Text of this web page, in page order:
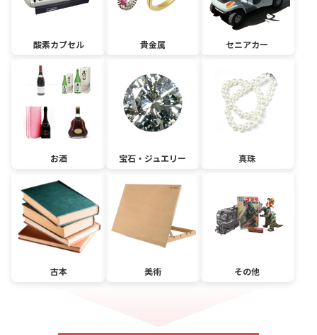
酸素カプセル 貴金属 セニアカー
お酒 宝石・ジュエリー 真珠
古本 美術 その他